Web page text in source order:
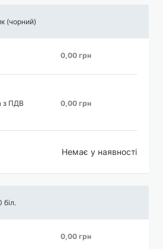
(чорний)
0,00 грн
з ПДВ 0,00 грн
Немає у наявності
біл.
0,00 грн